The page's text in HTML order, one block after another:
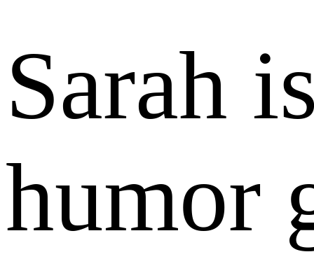
Sarah
humor